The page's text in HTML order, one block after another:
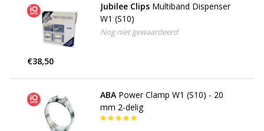
Jubilee Clips Multiband Dispenser
W1 (S10)
Nog niet gewaardeerd
€38,50
ABA Power Clamp W1 (S10) - 20
mm 2-delig